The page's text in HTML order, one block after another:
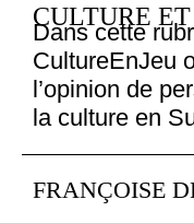
CULTURE
Dans cette
CultureEnJeu
l’opinion de
la culture en
FRANÇOISE